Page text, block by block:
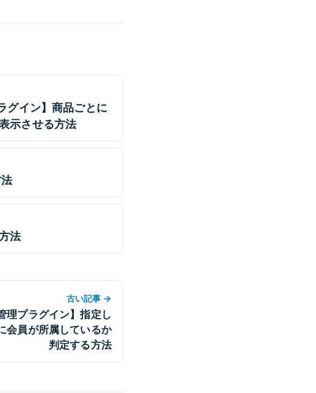
グイン】商品ごとに
示させる方法
法
古い記事 →
理プラグイン】指定し
会員が所属しているか
判定する方法